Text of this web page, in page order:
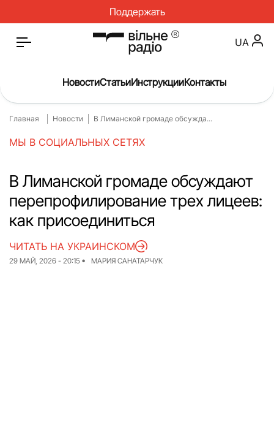
Поддержать
Главная
Новости
О нас
Инструкции
Спорт
Интервью
Досье
Репортаж
Блог
Проекты
UA
НовостиСтатьиИнструкцииКонтакты
Главная Новости В Лиманской громаде обсужда...
МЫ В СОЦИАЛЬНЫХ СЕТЯХ
В Лиманской громаде обсуждают
перепрофилирование трех лицеев:
как присоединиться
29 МАЙ, 2026 - 20:15 МАРИЯ САНАТАРЧУК
ЧИТАТЬ НА УКРАИНСКОМ